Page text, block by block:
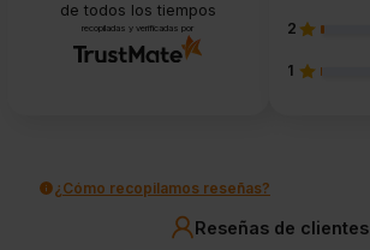
de todos los tiempos
recopiladas y verificadas por 2
1
¿Cómo recopilamos reseñas?
Reseñas de clientes